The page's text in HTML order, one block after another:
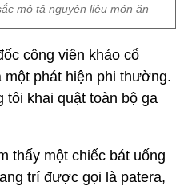
mô tả nguyên liệu món ăn
công viên khảo cổ
phát hiện phi thường.
tôi khai quật toàn bộ ga
thấy một chiếc bát uống
trí được gọi là patera,